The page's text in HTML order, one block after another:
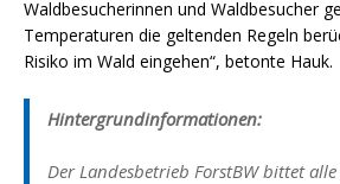
Waldbesucherinnen und Waldbesucher
Temperaturen die geltenden Regeln
Risiko im Wald eingehen“, betonte Hauk.
Hintergrundinformationen:
Der Landesbetrieb ForstBW bittet